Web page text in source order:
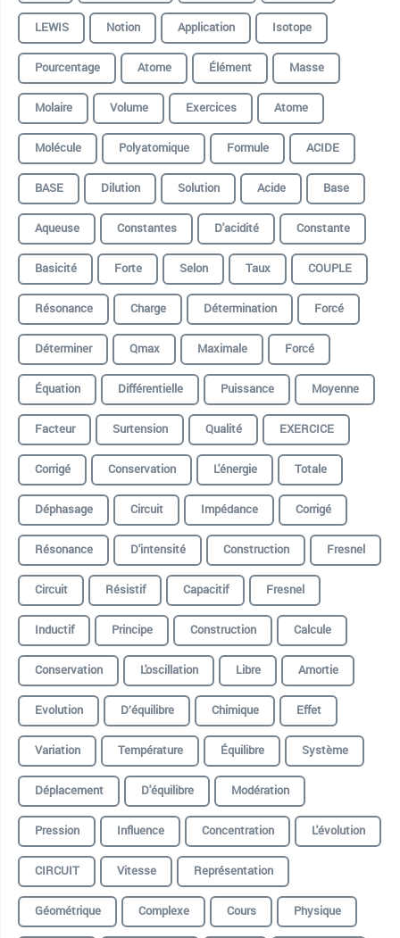
LEWIS
Notion Application
Isotope
Pourcentage
Atome Élément
Masse
Molaire
Volume Exercices
Atome
Molécule
Polyatomique Formule
ACIDE
BASE
Dilution Solution Acide
Base
Aqueuse
Constantes D'acidité
Constante
Basicité
Forte Selon Taux
COUPLE
Résonance
Charge Détermination
Forcé
Déterminer
Qmax Maximale
Forcé
Équation
Différentielle Puissance
Moyenne
Facteur
Surtension Qualité
EXERCICE
Corrigé
Conservation L'énergie
Totale
Déphasage
Circuit Impédance
Corrigé
Résonance
D'intensité Construction
Fresnel
Circuit
Résistif Capacitif
Fresnel
Inductif
Principe Construction
Calcule
Conservation
L'oscillation Libre
Amortie
Evolution
D’équilibre Chimique
Effet
Variation
Température Équilibre
Système
Déplacement
D'équilibre
Modération
Pression
Influence Concentration
L'évolution
CIRCUIT
Vitesse
Représentation
Géométrique
Complexe Cours
Physique